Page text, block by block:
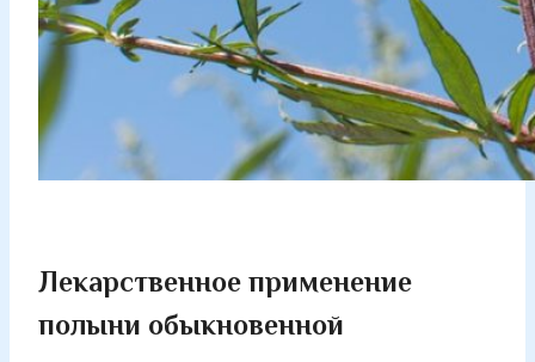
Лекарственное применение
полыни обыкновенной